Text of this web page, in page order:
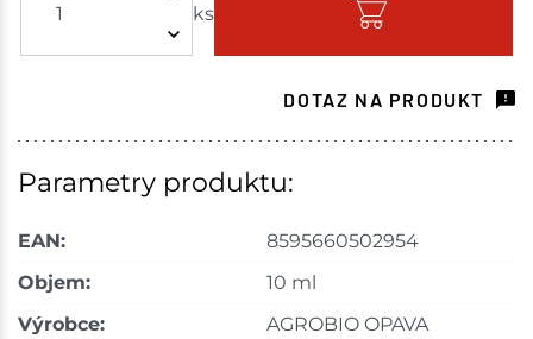
ks
Skladem - ihned k odeslání
Velké Meziříčí 7 ks
Velká Bíteš
Skladem na prodejně - doručení do 7 dnů
DOTAZ NA PRODUKT
Parametry produktu:
EAN:
8595660502954
Objem:
10 ml
Výrobce:
AGROBIO OPAVA